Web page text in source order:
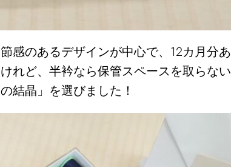
感のあるデザインが中心で、12カ月分
れど、半衿なら保管スペースを取らな
結晶」を選びました！